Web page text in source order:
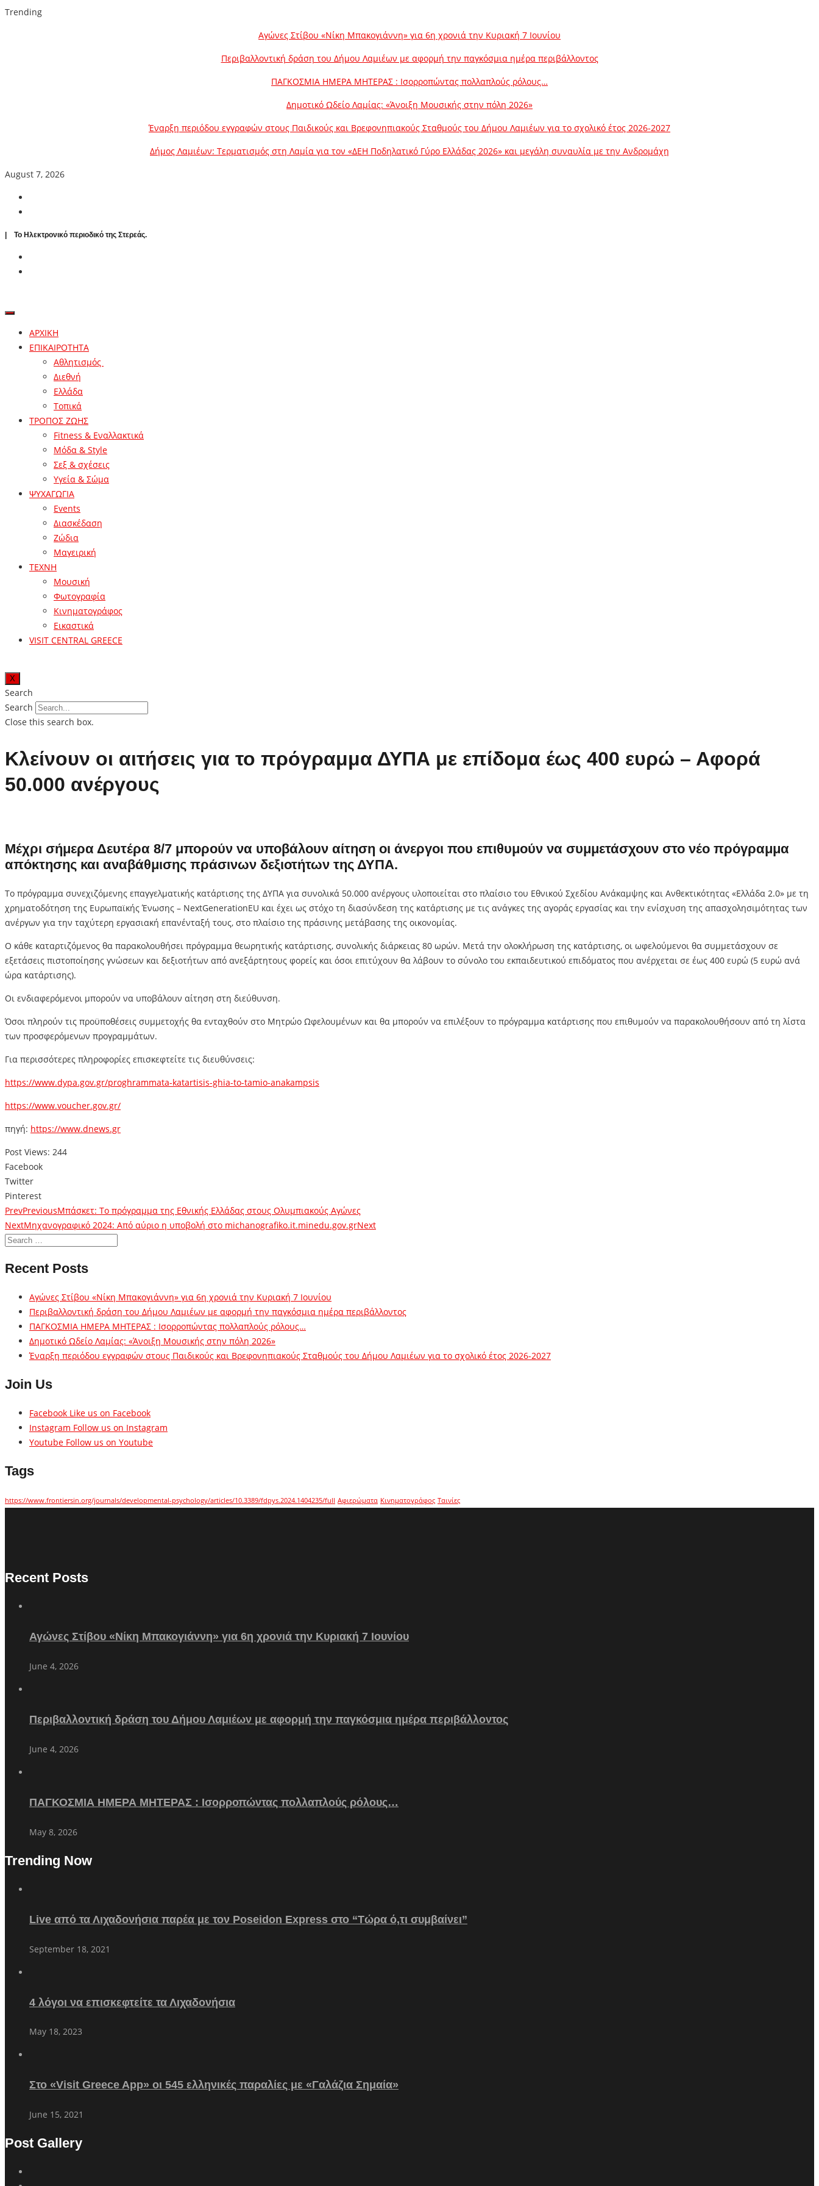
Trending
Αγώνες Στίβου «Νίκη Μπακογιάννη» για 6η χρονιά την Κυριακή 7 Ιουνίου
Περιβαλλοντική δράση του Δήμου Λαμιέων με αφορμή την παγκόσμια ημέρα περιβάλλοντος
ΠΑΓΚΟΣΜΙΑ ΗΜΕΡΑ ΜΗΤΕΡΑΣ : Ισορροπώντας πολλαπλούς ρόλους…
Δημοτικό Ωδείο Λαμίας: «Άνοιξη Μουσικής στην πόλη 2026»
Έναρξη περιόδου εγγραφών στους Παιδικούς και Βρεφονηπιακούς Σταθμούς του Δήμου Λαμιέων για το σχολικό έτος 2026-2027
Δήμος Λαμιέων: Τερματισμός στη Λαμία για τον «ΔΕΗ Ποδηλατικό Γύρο Ελλάδας 2026» και μεγάλη συναυλία με την Ανδρομάχη
August 7, 2026
| To Ηλεκτρονικό περιοδικό της Στερεάς.
ΑΡΧΙΚΗ
ΕΠΙΚΑΙΡΟΤΗΤΑ
Αθλητισμός
Διεθνή
Ελλάδα
Τοπικά
ΤΡΟΠΟΣ ΖΩΗΣ
Fitness & Εναλλακτικά
Μόδα & Style
Σεξ & σχέσεις
Υγεία & Σώμα
ΨΥΧΑΓΩΓΙΑ
Events
Διασκέδαση
Ζώδια
Μαγειρική
ΤΕΧΝΗ
Μουσική
Φωτογραφία
Κινηματογράφος
Εικαστικά
VISIT CENTRAL GREECE
X
Search
Search
Close this search box.
Κλείνουν οι αιτήσεις για το πρόγραμμα ΔΥΠΑ με επίδομα έως 400 ευρώ – Αφορά
50.000 ανέργους
Μέχρι σήμερα Δευτέρα 8/7 μπορούν να υποβάλουν αίτηση οι άνεργοι που επιθυμούν να συμμετάσχουν στο νέο πρόγραμμα
απόκτησης και αναβάθμισης πράσινων δεξιοτήτων της ΔΥΠΑ.
Το πρόγραμμα συνεχιζόμενης επαγγελματικής κατάρτισης της ΔΥΠΑ για συνολικά 50.000 ανέργους υλοποιείται στο πλαίσιο του Εθνικού Σχεδίου Ανάκαμψης και Ανθεκτικότητας «Ελλάδα 2.0» με τη
χρηματοδότηση της Ευρωπαϊκής Ένωσης – NextGenerationEU και έχει ως στόχο τη διασύνδεση της κατάρτισης με τις ανάγκες της αγοράς εργασίας και την ενίσχυση της απασχολησιμότητας των
ανέργων για την ταχύτερη εργασιακή επανένταξή τους, στο πλαίσιο της πράσινης μετάβασης της οικονομίας.
Ο κάθε καταρτιζόμενος θα παρακολουθήσει πρόγραμμα θεωρητικής κατάρτισης, συνολικής διάρκειας 80 ωρών. Μετά την ολοκλήρωση της κατάρτισης, οι ωφελούμενοι θα συμμετάσχουν σε
εξετάσεις πιστοποίησης γνώσεων και δεξιοτήτων από ανεξάρτητους φορείς και όσοι επιτύχουν θα λάβουν το σύνολο του εκπαιδευτικού επιδόματος που ανέρχεται σε έως 400 ευρώ (5 ευρώ ανά
ώρα κατάρτισης).
Οι ενδιαφερόμενοι μπορούν να υποβάλουν αίτηση στη διεύθυνση.
Όσοι πληρούν τις προϋποθέσεις συμμετοχής θα ενταχθούν στο Μητρώο Ωφελουμένων και θα μπορούν να επιλέξουν το πρόγραμμα κατάρτισης που επιθυμούν να παρακολουθήσουν από τη λίστα
των προσφερόμενων προγραμμάτων.
Για περισσότερες πληροφορίες επισκεφτείτε τις διευθύνσεις:
https://www.dypa.gov.gr/proghrammata-katartisis-ghia-to-tamio-anakampsis
https://www.voucher.gov.gr/
πηγή: https://www.dnews.gr
Post Views: 244
Facebook
Twitter
Pinterest
PrevPreviousΜπάσκετ: Το πρόγραμμα της Εθνικής Eλλάδας στους Ολυμπιακούς Αγώνες
NextΜηχανογραφικό 2024: Από αύριο η υποβολή στο michanografiko.it.minedu.gov.grNext
Recent Posts
Αγώνες Στίβου «Νίκη Μπακογιάννη» για 6η χρονιά την Κυριακή 7 Ιουνίου
Περιβαλλοντική δράση του Δήμου Λαμιέων με αφορμή την παγκόσμια ημέρα περιβάλλοντος
ΠΑΓΚΟΣΜΙΑ ΗΜΕΡΑ ΜΗΤΕΡΑΣ : Ισορροπώντας πολλαπλούς ρόλους…
Δημοτικό Ωδείο Λαμίας: «Άνοιξη Μουσικής στην πόλη 2026»
Έναρξη περιόδου εγγραφών στους Παιδικούς και Βρεφονηπιακούς Σταθμούς του Δήμου Λαμιέων για το σχολικό έτος 2026-2027
Join Us
Facebook Like us on Facebook
Instagram Follow us on Instagram
Youtube Follow us on Youtube
Tags
https://www.frontiersin.org/journals/developmental-psychology/articles/10.3389/fdpys.2024.1404235/full Αφιερώματα Κινηματογράφος Ταινίες
Recent Posts
Αγώνες Στίβου «Νίκη Μπακογιάννη» για 6η χρονιά την Κυριακή 7 Ιουνίου
June 4, 2026
Περιβαλλοντική δράση του Δήμου Λαμιέων με αφορμή την παγκόσμια ημέρα περιβάλλοντος
June 4, 2026
ΠΑΓΚΟΣΜΙΑ ΗΜΕΡΑ ΜΗΤΕΡΑΣ : Ισορροπώντας πολλαπλούς ρόλους…
May 8, 2026
Trending Now
Live από τα Λιχαδονήσια παρέα με τον Poseidon Express στο “Τώρα ό,τι συμβαίνει”
September 18, 2021
4 λόγοι να επισκεφτείτε τα Λιχαδονήσια
May 18, 2023
Στο «Visit Greece App» οι 545 ελληνικές παραλίες με «Γαλάζια Σημαία»
June 15, 2021
Post Gallery